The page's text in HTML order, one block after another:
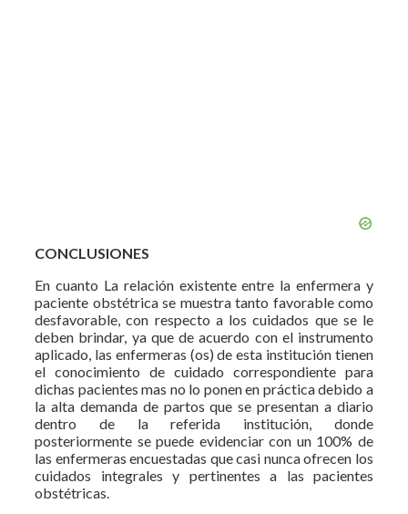
CONCLUSIONES
En cuanto La relación existente entre la enfermera y
paciente obstétrica se muestra tanto favorable como
desfavorable, con respecto a los cuidados que se le
deben brindar, ya que de acuerdo con el instrumento
aplicado, las enfermeras (os) de esta institución tienen
el conocimiento de cuidado correspondiente para
dichas pacientes mas no lo ponen en práctica debido a
la alta demanda de partos que se presentan a diario
dentro de la referida institución, donde
posteriormente se puede evidenciar con un 100% de
las enfermeras encuestadas que casi nunca ofrecen los
cuidados integrales y pertinentes a las pacientes
obstétricas.